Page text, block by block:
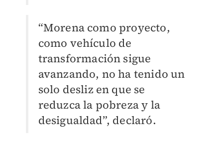
“Morena como proyecto,
como vehículo de
transformación sigue
avanzando, no ha tenido un
solo desliz en que se
reduzca la pobreza y la
desigualdad”, declaró.